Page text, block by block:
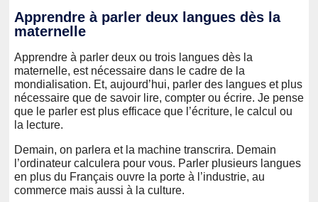
Apprendre à parler deux langues dès la
maternelle
Apprendre à parler deux ou trois langues dès la
maternelle, est nécessaire dans le cadre de la
mondialisation. Et, aujourd’hui, parler des langues et plus
nécessaire que de savoir lire, compter ou écrire. Je pense
que le parler est plus efficace que l’écriture, le calcul ou
la lecture.
Demain, on parlera et la machine transcrira. Demain
l’ordinateur calculera pour vous. Parler plusieurs langues
en plus du Français ouvre la porte à l’industrie, au
commerce mais aussi à la culture.